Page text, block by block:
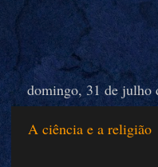
domingo, 31 de julho
A ciência e a religião